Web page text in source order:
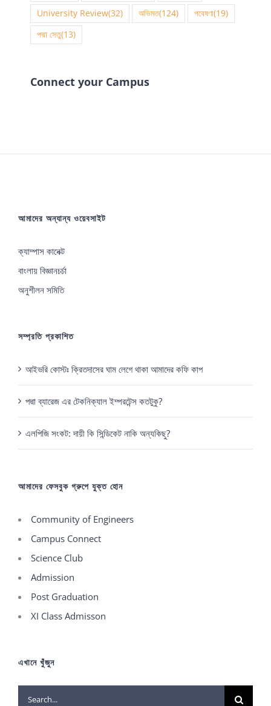
University Review(32) অভিমত(124) গবেষণা(19)
পদ্মা সেতু(13)
Connect your Campus
আমাদের অন্যান্য ওয়েবসাইট
ক্যাম্পাস কানেক্ট
বাংলায় বিজ্ঞানচর্চা
অনুশীলন সমিতি
সম্প্রতি প্রকাশিত
আইভরি কোস্টঃ ক্রিতদাসের ঘাম লেগে থাকা আমাদের কফি কাপ
পদ্মা ব্যারেজ এর টেকনিক্যাল ইম্পরটেন্স কতটুকু?
এলপিজি সংকট: দায়ী কি সিন্ডিকেট নাকি অন্যকিছু?
আমাদের ফেসবুক গ্রুপে যুক্ত হোন
Community of Engineers
Campus Connect
Science Club
Admission
Post Graduation
XI Class Admisson
এখানে খুঁজুন
Search